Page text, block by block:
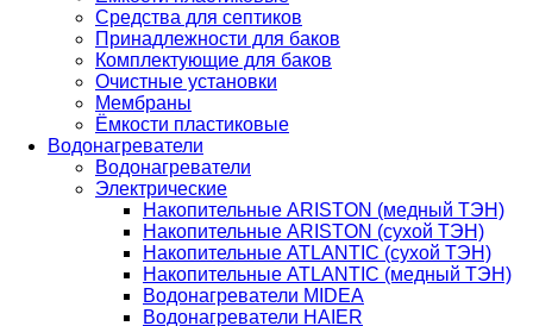
Средства для септиков
Принадлежности для баков
Комплектующие для баков
Очистные установки
Мембраны
Ёмкости пластиковые
Водонагреватели
Водонагреватели
Электрические
Накопительные ARISTON (медный ТЭН)
Накопительные ARISTON (сухой ТЭН)
Накопительные ATLANTIC (сухой ТЭН)
Накопительные ATLANTIC (медный ТЭН)
Водонагреватели MIDEA
Водонагреватели HAIER